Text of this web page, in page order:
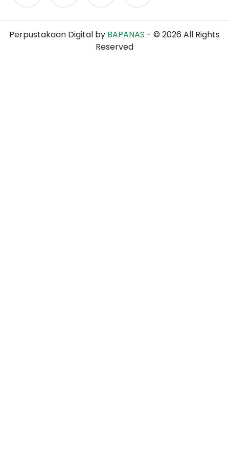
Perpustakaan Digital by BAPANAS - © 2026 All Rights
Reserved